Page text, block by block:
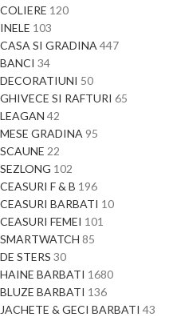
COLIERE 120
INELE 103
CASA SI GRADINA 447
BANCI 34
DECORATIUNI 50
GHIVECE SI RAFTURI 65
LEAGAN 42
MESE GRADINA 95
SCAUNE 22
SEZLONG 102
CEASURI F & B 196
CEASURI BARBATI 10
CEASURI FEMEI 101
SMARTWATCH 85
DE STERS 30
HAINE BARBATI 1680
BLUZE BARBATI 136
JACHETE & GECI BARBATI 43